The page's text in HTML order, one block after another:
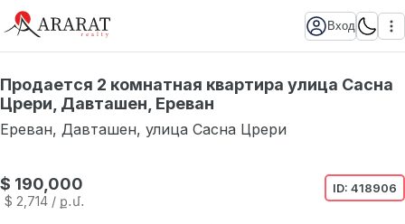
Вход
Продается 2 комнатная квартира улица Сасна
Црери, Давташен, Ереван
Ереван, Давташен, улица Сасна Црери
$ 190,000
$ 2,714 / ք․մ․
ID: 418906